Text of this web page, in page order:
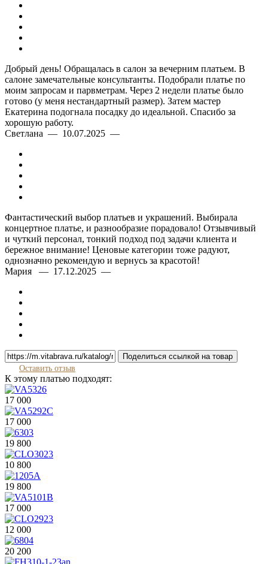
Добрый день! Обращалась в салон за вечерним платьем. В
салоне замечательные консультанты. Подобрали платье по
моим запросам и парвметрам. Через 2 недели платье было
готово (у меня нестандартный размер). Затем мастер
Екатерина подогнала посадку до идеальной. Спасибо за
хорошую работу.
Светлана — 10.07.2025 —
Фантастический выбор платьев и украшений. Выбирала
концертное платье, и разнообразие порадовало! Отзывчивый
и чуткий персонал, тонкий подход под задачи клиента и
бережное внимание! Ценовые категории тоже радуют,
однозначно рекомендую и вернусь за красотой!
Мария — 17.12.2025 —
Поделиться ссылкой на товар
Оставить отзыв
К этому платью подходят:
17 000
17 000
19 800
10 800
19 800
17 000
12 000
20 200